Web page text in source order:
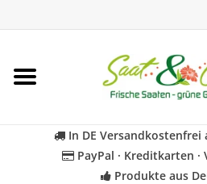
Startseite
In DE Versandkostenfrei
PayPal · Kreditkarten ·
Produkte aus